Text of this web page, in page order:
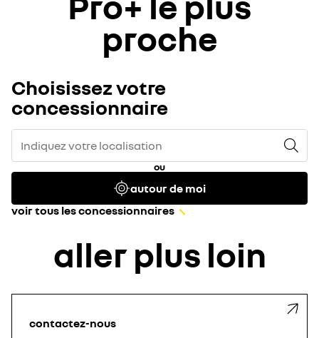
proche
Choisissez votre
concessionnaire
ou
autour de moi
voir tous les concessionnaires
aller plus loin
contactez-nous